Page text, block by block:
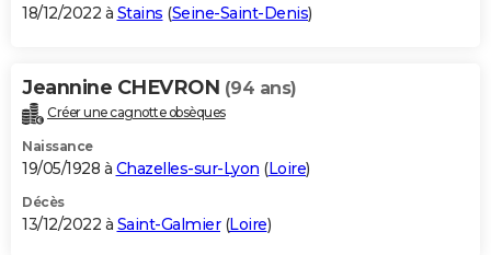
18/12/2022 à Stains (Seine-Saint-Denis)
Jeannine CHEVRON (94 ans)
Créer une cagnotte obsèques
Naissance
19/05/1928 à Chazelles-sur-Lyon (Loire)
Décès
13/12/2022 à Saint-Galmier(Loire)